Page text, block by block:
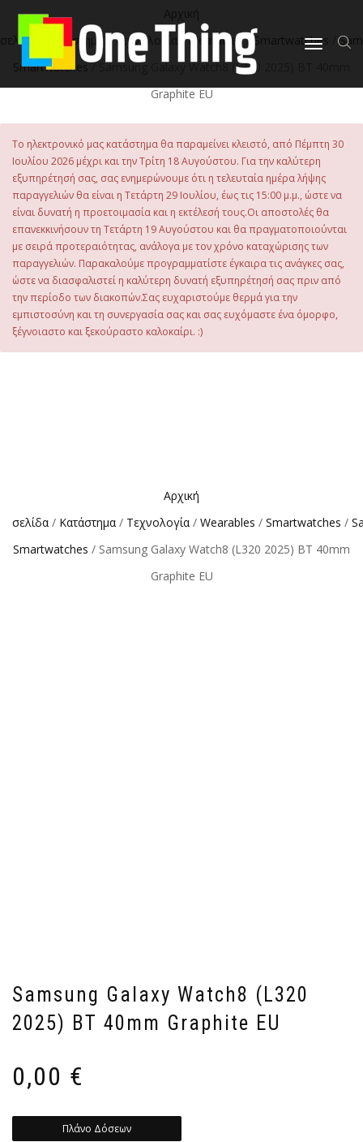
περιεχόμενο
Εναλλαγή
σελίδα
Κατάστημα /Τεχνολογία /Wearables/ Smartwatches /
Smartwatches/ Samsung Galaxy Watch8 (L320 2025) BT 40mm
Graphite EU
Το ηλεκτρονικό μας κατάστημα θα παραμείνει κλειστό, από Πέμπτη 30
Ιουλίου 2026 μέχρι και την Τρίτη 18 Αυγούστου. Για την καλύτερη
εξυπηρέτησή σας, σας ενημερώνουμε ότι η τελευταία ημέρα λήψης
παραγγελιών θα είναι η Τετάρτη 29 Ιουλίου, έως τις 15:00 μ.μ., ώστε να
είναι δυνατή η προετοιμασία και η εκτέλεσή τους.Οι αποστολές θα
επανεκκινήσουν τη Τετάρτη 19 Αυγούστου και θα πραγματοποιούνται
με σειρά προτεραιότητας, ανάλογα με τον χρόνο καταχώρισης των
παραγγελιών. Παρακαλούμε προγραμματίστε έγκαιρα τις ανάγκες σας,
ώστε να διασφαλιστεί η καλύτερη δυνατή εξυπηρέτησή σας πριν από
την περίοδο των διακοπών.Σας ευχαριστούμε θερμά για την
εμπιστοσύνη και τη συνεργασία σας και σας ευχόμαστε ένα όμορφο,
ξέγνοιαστο και ξεκούραστο καλοκαίρι. :)
Αρχική
σελίδα / Κατάστημα / Τεχνολογία / Wearables / Smartwatches /
Smartwatches / Samsung Galaxy Watch8 (L320 2025) BT 40mm
Graphite EU
Samsung Galaxy Watch8 (L320
2025) BT 40mm Graphite EU
0,00 €
Πλάνο Δόσεων